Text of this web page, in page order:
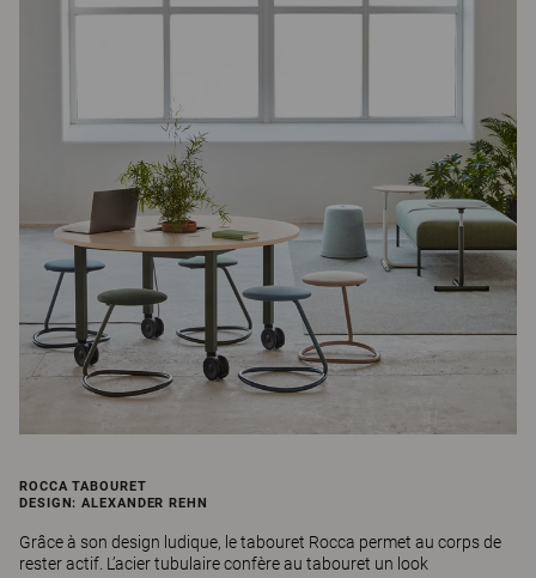
ROCCA TABOURET
DESIGN: ALEXANDER REHN
Grâce à son design ludique, le tabouret Rocca permet au corps de
rester actif. L’acier tubulaire confère au tabouret un look